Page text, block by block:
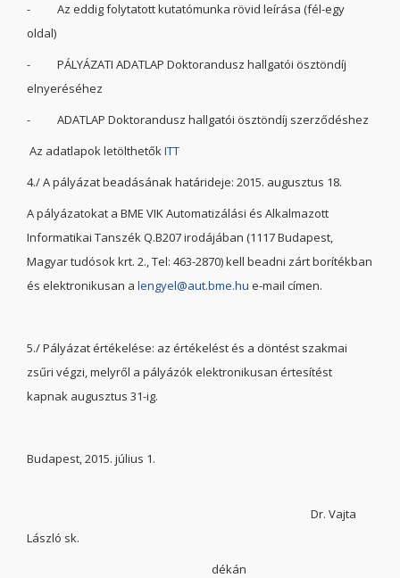
- Az eddig folytatott kutatómunka rövid leírása (fél-egy
oldal)
- PÁLYÁZATI ADATLAP Doktorandusz hallgatói ösztöndíj
elnyeréséhez
- ADATLAP Doktorandusz hallgatói ösztöndíj szerződéshez
Az adatlapok letölthetőkITT
4./ A pályázat beadásának határideje: 2015. augusztus 18.
A pályázatokat a BME VIK Automatizálási és Alkalmazott
Informatikai Tanszék Q.B207 irodájában (1117 Budapest,
Magyar tudósok krt. 2., Tel: 463-2870) kell beadni zárt borítékban
és elektronikusan a lengyel@aut.bme.hu e-mail címen.
5./ Pályázat értékelése: az értékelést és a döntést szakmai
zsűri végzi, melyről a pályázók elektronikusan értesítést
kapnak augusztus 31-ig.
Budapest, 2015. július 1.
Dr. Vajta
László sk.
dékán